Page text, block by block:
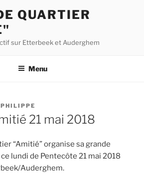
QUARTIER
sur Etterbeek et Auderghem
Menu
PHILIPPE
21 mai 2018
“Amitié” organise sa grande
lundi de Pentecôte 21 mai 2018
Auderghem.